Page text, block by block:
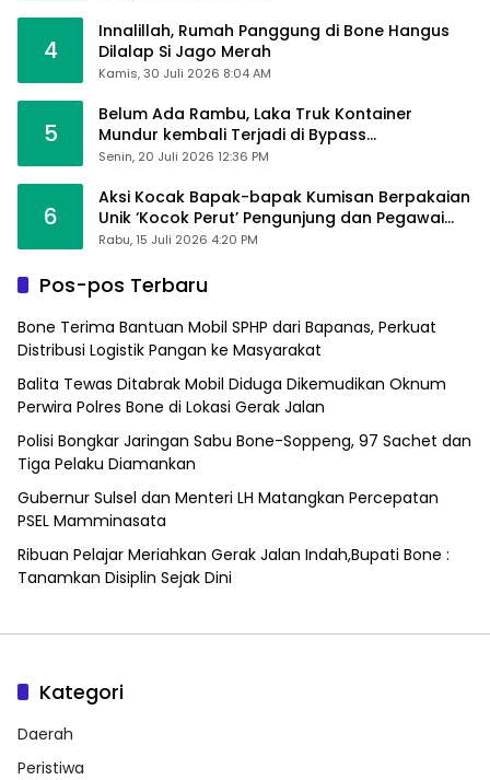
4
Innalillah, Rumah Panggung di Bone Hangus
Dilalap Si Jago Merah
Kamis, 30 Juli 2026 8:04 AM
5
Belum Ada Rambu, Laka Truk Kontainer
Mundur kembali Terjadi di Bypass
Sumpallabbu
Senin, 20 Juli 2026 12:36 PM
6
Aksi Kocak Bapak-bapak Kumisan Berpakaian
Unik ‘Kocok Perut’ Pengunjung dan Pegawai
Alfamart, Ngaku Aktifkan Layar Sentuh Atm
Rabu, 15 Juli 2026 4:20 PM
Pos-pos Terbaru
Bone Terima Bantuan Mobil SPHP dari Bapanas, Perkuat
Distribusi Logistik Pangan ke Masyarakat
Balita Tewas Ditabrak Mobil Diduga Dikemudikan Oknum
Perwira Polres Bone di Lokasi Gerak Jalan
Polisi Bongkar Jaringan Sabu Bone-Soppeng, 97 Sachet dan
Tiga Pelaku Diamankan
Gubernur Sulsel dan Menteri LH Matangkan Percepatan
PSEL Mamminasata
Ribuan Pelajar Meriahkan Gerak Jalan Indah,Bupati Bone :
Tanamkan Disiplin Sejak Dini
Kategori
Daerah
Peristiwa